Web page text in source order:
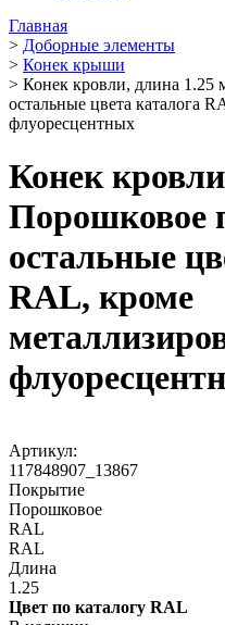
Главная
> Доборные элементы
> Конек крыши
> Конек кровли, длина 1.25
остальные цвета каталога
флуоресцентных
Конек
Порошковое
остальные
RAL, кроме
Артикул:
117848907_13867
Покрытие
Порошковое
RAL
RAL
Длина
1.25
Цвет по каталогу RAL